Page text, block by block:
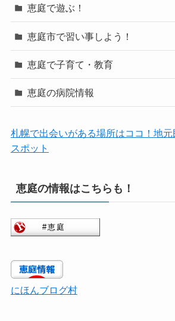
恵庭で遊ぶ！
恵庭市で習い事しよう！
恵庭で子育て・教育
恵庭の病院情報
札幌で出会いがある場所はココ！地
スポット
恵庭の情報はこちらも！
にほんブログ村